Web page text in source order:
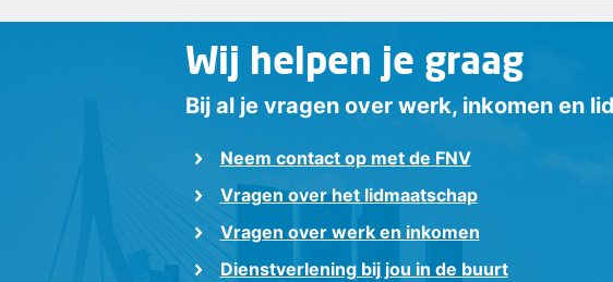
Wij helpen je graag
Bij al je vragen over werk, inkomen en
Neem contact op met de FNV
Vragen over het lidmaatschap
Vragen over werk en inkomen
Dienstverlening bij jou in de buurt